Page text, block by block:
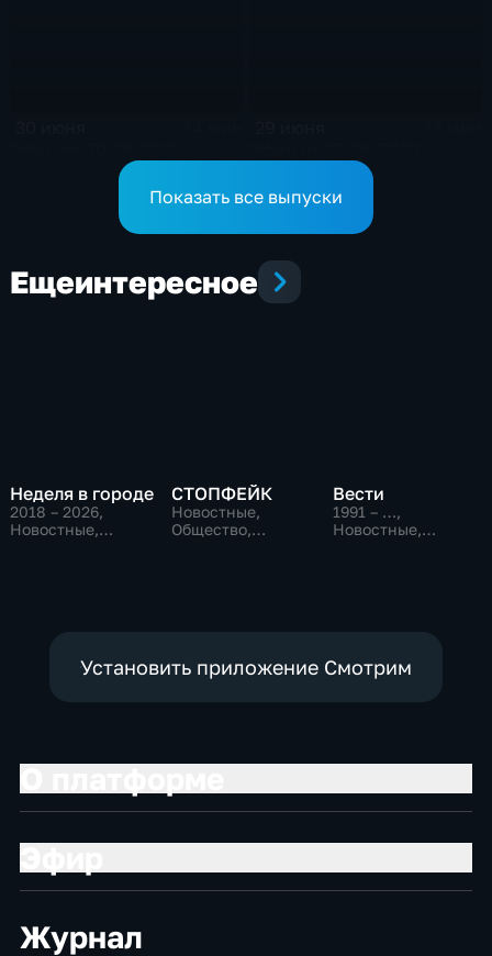
Показать все выпуски
Ещеинтересное
Неделя в городе
2018 – 2026,
Новостные,
СТОПФЕЙК
Новостные,
Общество,
Вести
1991 – …,
Новостные,
Установить приложение Смотрим
Журнал